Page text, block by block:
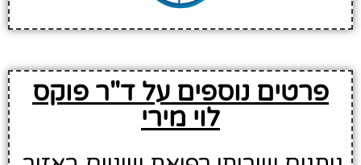
פרטים נוספים על ד"ר פוקס
לוי מירי